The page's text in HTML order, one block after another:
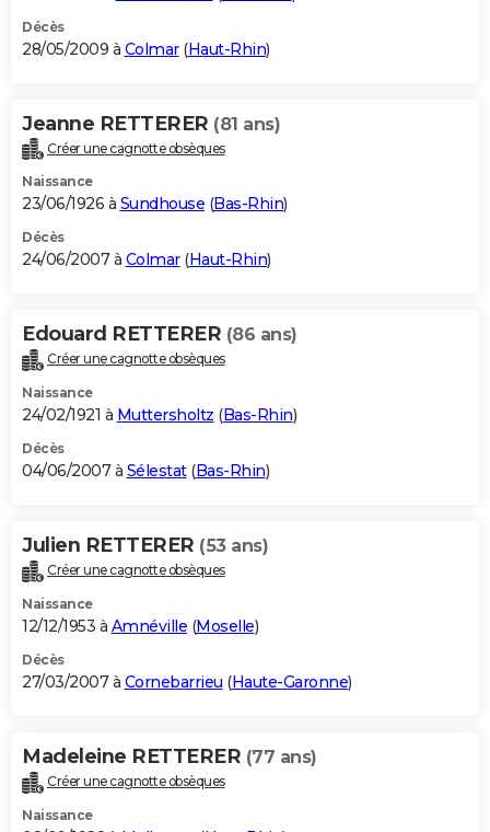
Décès
28/05/2009 à Colmar(Haut-Rhin)
Jeanne RETTERER (81 ans)
Créer une cagnotte obsèques
Naissance
23/06/1926 à Sundhouse (Bas-Rhin)
Décès
24/06/2007 à Colmar(Haut-Rhin)
Edouard RETTERER (86 ans)
Créer une cagnotte obsèques
Naissance
24/02/1921 à Muttersholtz (Bas-Rhin)
Décès
04/06/2007 à Sélestat(Bas-Rhin)
Julien RETTERER (53 ans)
Créer une cagnotte obsèques
Naissance
12/12/1953 à Amnéville (Moselle)
Décès
27/03/2007 à Cornebarrieu (Haute-Garonne)
Madeleine RETTERER (77 ans)
Créer une cagnotte obsèques
Naissance